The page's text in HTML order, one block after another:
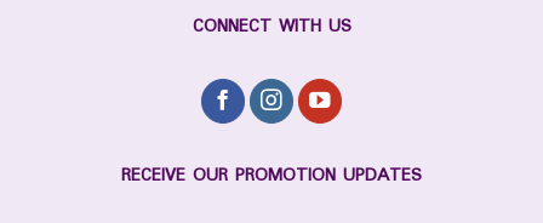
CONNECT WITH US
RECEIVE OUR PROMOTION UPDATES